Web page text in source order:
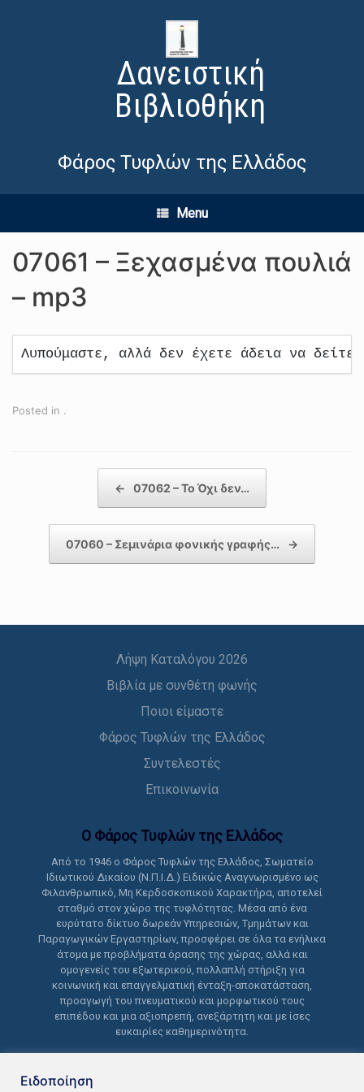
Δανειστική
Βιβλιοθήκη
Φάρος Τυφλών της Ελλάδος
Menu
07061 – Ξεχασμένα πουλιά
– mp3
Λυπούμαστε, αλλά δεν έχετε άδεια να δείτε
Posted in .
← 07062 – Το Όχι δεν…
07060 – Σεμινάρια φονικής γραφής… →
Λήψη Καταλόγου 2026
Βιβλία με συνθέτη φωνής
Ποιοι είμαστε
Φάρος Τυφλών της Ελλάδος
Συντελεστές
Επικοινωνία
Ο Φάρος Τυφλών της Ελλάδoς
Από το 1946 ο Φάρος Τυφλών της Ελλάδος, Σωματείο
Ιδιωτικού Δικαίου (Ν.Π.Ι.Δ.) Ειδικώς Αναγνωρισμένο ως
Φιλανθρωπικό, Μη Κερδοσκοπικού Χαρακτήρα, αποτελεί
σταθμό στον χώρο της τυφλότητας. Μέσα από ένα
ευρύτατο δίκτυο δωρεάν Υπηρεσιών, Τμημάτων και
Παραγωγικών Εργαστηρίων, προσφέρει σε όλα τα ενήλικα
άτομα με προβλήματα όρασης της χώρας, αλλά και
ομογενείς του εξωτερικού, πολλαπλή στήριξη για
κοινωνική και επαγγελματική ένταξη-αποκατάσταση,
προαγωγή του πνευματικού και μορφωτικού τους
επιπέδου και μια αξιοπρεπή, ανεξάρτητη και με ίσες
ευκαιρίες καθημερινότητα.
Ειδοποίηση